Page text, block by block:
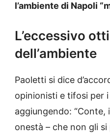
l’ambiente di Napoli
L’eccessivo
dell’ambiente
Paoletti si dice
opinionisti e tifosi per
aggiungendo: “Conte,
onestà – che non gli